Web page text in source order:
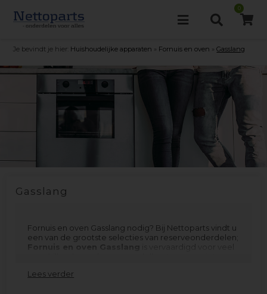
0
Je bevindt je hier: Huishoudelijke apparaten Fornuis en oven »Gasslang
Gasslang
Fornuis en oven Gasslang nodig? Bij Nettoparts vindt u
een van de grootste selecties van reserveonderdelen;
Fornuis en oven Gasslang
is vervaardigd voor veel
specifieke merk. Dit zal de Gasslang selectie vaak
Lees verder